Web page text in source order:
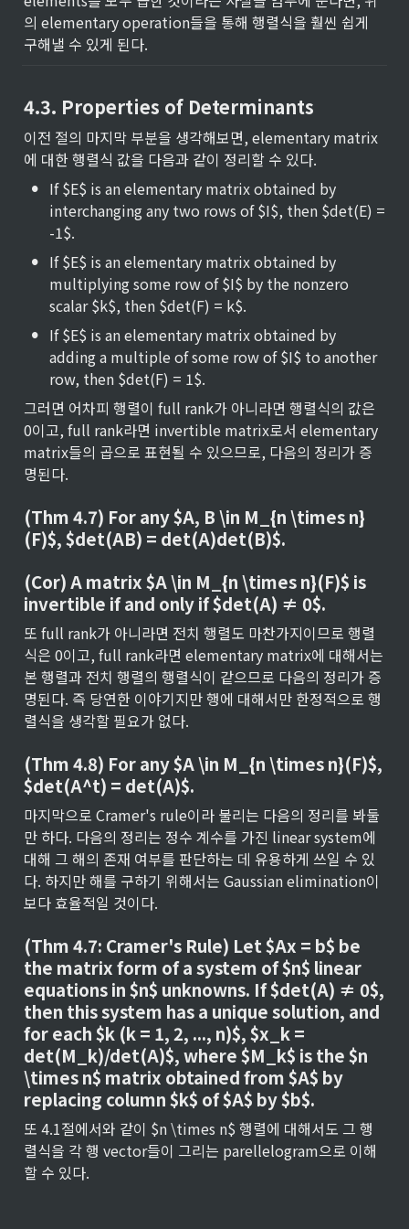
의 elementary operation들을 통해 행렬식을 훨씬 쉽게
구해낼 수 있게 된다.
4.3. Properties of Determinants
이전 절의 마지막 부분을 생각해보면, elementary matrix
에 대한 행렬식 값을 다음과 같이 정리할 수 있다.
• If $E$ is an elementary matrix obtained by
interchanging any two rows of $I$, then $det(E) =
-1$.
• If $E$ is an elementary matrix obtained by
multiplying some row of $I$ by the nonzero
scalar $k$, then $det(F) = k$.
• If $E$ is an elementary matrix obtained by
adding a multiple of some row of $I$ to another
row, then $det(F) = 1$.
그러면 어차피 행렬이 full rank가 아니라면 행렬식의 값은
0이고, full rank라면 invertible matrix로서 elementary
matrix들의 곱으로 표현될 수 있으므로, 다음의 정리가 증
명된다.
(Thm 4.7) For any $A, B \in M_{n \times n}
(F)$, $det(AB) = det(A)det(B)$.
(Cor) A matrix $A \in M_{n \times n}(F)$ is
invertible if and only if $det(A) ≠ 0$.
또 full rank가 아니라면 전치 행렬도 마찬가지이므로 행렬
식은 0이고, full rank라면 elementary matrix에 대해서는
본 행렬과 전치 행렬의 행렬식이 같으므로 다음의 정리가 증
명된다. 즉 당연한 이야기지만 행에 대해서만 한정적으로 행
렬식을 생각할 필요가 없다.
(Thm 4.8) For any $A \in M_{n \times n}(F)$,
$det(A^t) = det(A)$.
마지막으로 Cramer's rule이라 불리는 다음의 정리를 봐둘
만 하다. 다음의 정리는 정수 계수를 가진 linear system에
대해 그 해의 존재 여부를 판단하는 데 유용하게 쓰일 수 있
다. 하지만 해를 구하기 위해서는 Gaussian elimination이
보다 효율적일 것이다.
(Thm 4.7: Cramer's Rule) Let $Ax = b$ be
the matrix form of a system of $n$ linear
equations in $n$ unknowns. If $det(A) ≠ 0$,
then this system has a unique solution, and
for each $k (k = 1, 2, ..., n)$, $x_k =
det(M_k)/det(A)$, where $M_k$ is the $n
\times n$ matrix obtained from $A$ by
replacing column $k$ of $A$ by $b$.
또 4.1절에서와 같이 $n \times n$ 행렬에 대해서도 그 행
렬식을 각 행 vector들이 그리는 parellelogram으로 이해
할 수 있다.